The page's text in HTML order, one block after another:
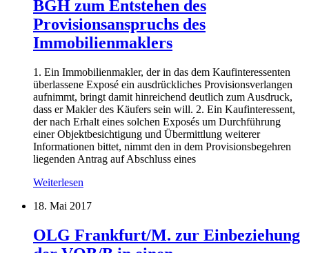
BGH zum Entstehen des
Provisionsanspruchs des
Immobilienmaklers
1. Ein Immobilienmakler, der in das dem Kaufinteressenten
überlassene Exposé ein ausdrückliches Provisionsverlangen
aufnimmt, bringt damit hinreichend deutlich zum Ausdruck,
dass er Makler des Käufers sein will. 2. Ein Kaufinteressent,
der nach Erhalt eines solchen Exposés um Durchführung
einer Objektbesichtigung und Übermittlung weiterer
Informationen bittet, nimmt den in dem Provisionsbegehren
liegenden Antrag auf Abschluss eines
Weiterlesen
18. Mai 2017
OLG Frankfurt/M. zur Einbeziehung